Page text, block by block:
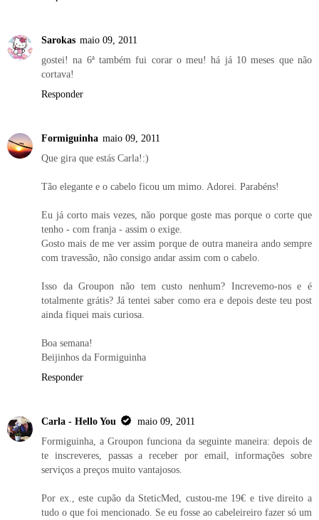
Sarokas maio 09, 2011
gostei! na 6ª também fui corar o meu! há já 10 meses que não
cortava!
Responder
Formiguinha maio 09, 2011
Que gira que estás Carla!:)
Tão elegante e o cabelo ficou um mimo. Adorei. Parabéns!
Eu já corto mais vezes, não porque goste mas porque o corte que
tenho - com franja - assim o exige.
Gosto mais de me ver assim porque de outra maneira ando sempre
com travessão, não consigo andar assim com o cabelo.
Isso da Groupon não tem custo nenhum? Increvemo-nos e é
totalmente grátis? Já tentei saber como era e depois deste teu post
ainda fiquei mais curiosa.
Boa semana!
Beijinhos da Formiguinha
Responder
Carla - Hello You
maio 09, 2011
Formiguinha, a Groupon funciona da seguinte maneira: depois de
te inscreveres, passas a receber por email, informações sobre
serviços a preços muito vantajosos.
Por ex., este cupão da SteticMed, custou-me 19€ e tive direito a
tudo o que foi mencionado. Se eu fosse ao cabeleireiro fazer só um